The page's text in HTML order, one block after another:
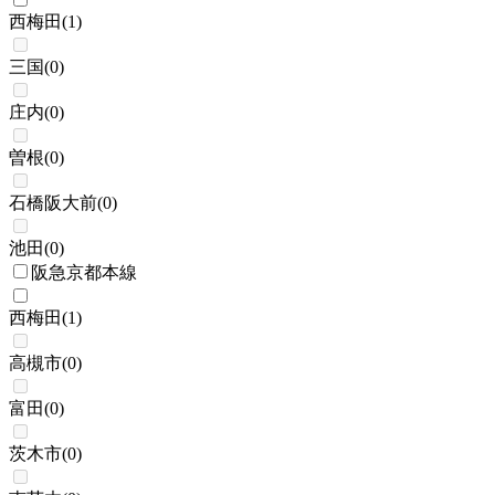
西梅田(1)
三国(0)
庄内(0)
曽根(0)
石橋阪大前(0)
池田(0)
阪急京都本線
西梅田(1)
高槻市(0)
富田(0)
茨木市(0)